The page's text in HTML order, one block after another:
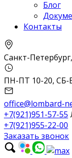
Блог
Контакты
Санкт-
ПН-ПТ 10-20, СБ-
office@lombard-
+7(921)951-57-55
+7(921)955-22-00
Заказать звонок